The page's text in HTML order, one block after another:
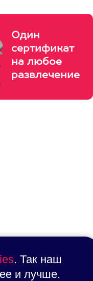
Один
сертификат
на любое
развлечение
. Так наш
и лучше.